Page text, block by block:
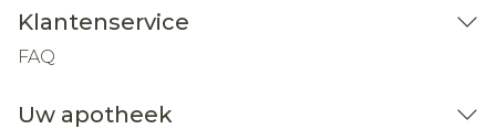
Klantenservice
FAQ
Uw apotheek